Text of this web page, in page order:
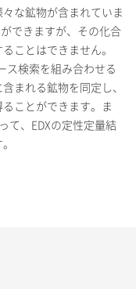
な鉱物が含まれていま
できますが、その化合
ことはできません。
ス検索を組み合わせる
まれる鉱物を同定し、
ことができます。ま
て、EDXの定性定量結